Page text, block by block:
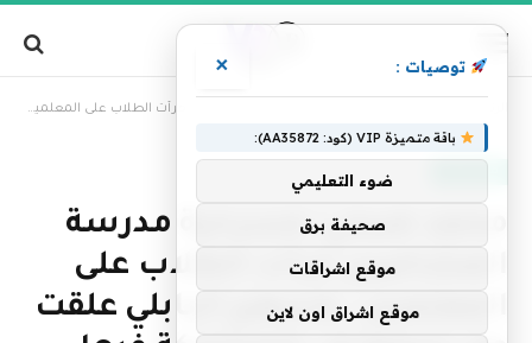
محمد صبحي: مسرحية مدرسة المشاغبين جرأت الطلاب على المعلمين.. وسهير البابلي علقت على ندمها في المشاركة فيها
محمد صبحي: مسرحية مدرسة
المشاغبين جرأت الطلاب على
المعلمين.. وسهير البابلي علقت
توصيات : ×
باقة متميزة VIP (كود: AA35872):
ضوء التعليمي
صحيفة برق
موقع اشراقات
موقع اشراق اون لاين